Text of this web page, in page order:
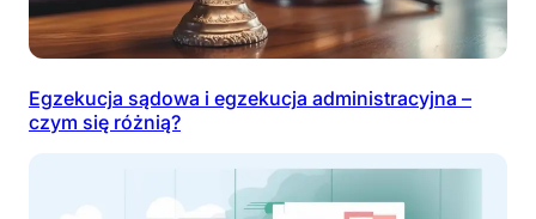
Egzekucja sądowa i egzekucja administracyjna –
czym się różnią?